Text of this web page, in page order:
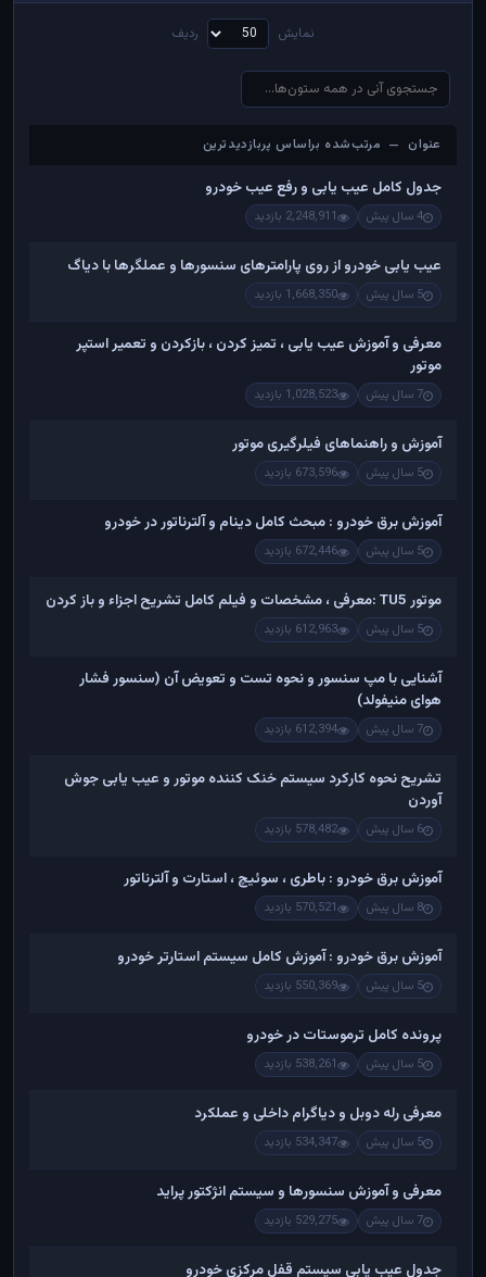
نمایش ردیف
عنوان — مرتب‌شده براساس پربازدیدترین
عنوان — مرتب‌شده براساس پربازدیدترین
جدول کامل عیب یابی و رفع عیب خودرو
4 سال پیش 2,248,911 بازدید
عیب یابی خودرو از روی پارامترهای سنسورها و عملگرها با دیاگ
5 سال پیش 1,668,350 بازدید
معرفی و آموزش عیب یابی ، تمیز کردن ، بازکردن و تعمیر استپر
موتور
7 سال پیش 1,028,523 بازدید
آموزش و راهنماهای فیلرگیری موتور
5 سال پیش 673,596 بازدید
آموزش برق خودرو : مبحث کامل دینام و آلترناتور در خودرو
5 سال پیش 672,446 بازدید
موتور TU5 :معرفی ، مشخصات و فیلم کامل تشریح اجزاء و باز کردن
5 سال پیش 612,963 بازدید
آشنایی با مپ سنسور و نحوه تست و تعویض آن (سنسور فشار
هوای منیفولد)
7 سال پیش 612,394 بازدید
تشریح نحوه کارکرد سیستم خنک کننده موتور و عیب یابی جوش
آوردن
6 سال پیش 578,482 بازدید
آموزش برق خودرو : باطری ، سوئیچ ، استارت و آلترناتور
8 سال پیش 570,521 بازدید
آموزش برق خودرو : آموزش کامل سیستم استارتر خودرو
5 سال پیش 550,369 بازدید
پرونده کامل ترموستات در خودرو
5 سال پیش 538,261 بازدید
معرفی رله دوبل و دیاگرام داخلی و عملکرد
5 سال پیش 534,347 بازدید
معرفی و آموزش سنسورها و سیستم انژکتور پراید
7 سال پیش 529,275 بازدید
جدول عیب یابی سیستم قفل مرکزی خودرو